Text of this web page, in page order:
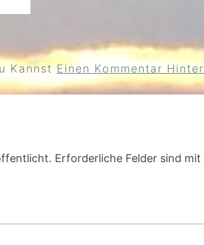
KannstEinen Kommentar
Erforderliche Felder sind mit